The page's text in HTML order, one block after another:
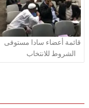
قائمة أعضاء سادا مستوفى
الشروط للانتخاب